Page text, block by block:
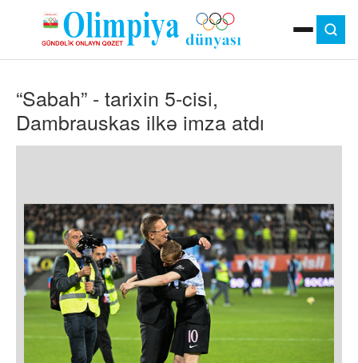
MOK
OLIMPIYA OYUNLARI
ÇAP VERSIYASI
TV
MƏDƏNIYYƏT
MÜSAHIBƏ
FOTO
VIDEO
DIGƏR
“Sabah” - tarixin 5-cisi,
Dambrauskas ilkə imza atdı